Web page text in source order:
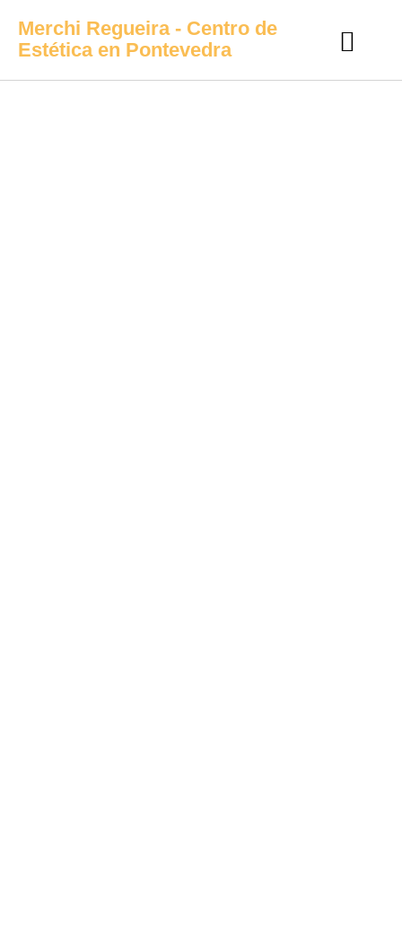
Merchi Regueira - Centro de
Estética en Pontevedra